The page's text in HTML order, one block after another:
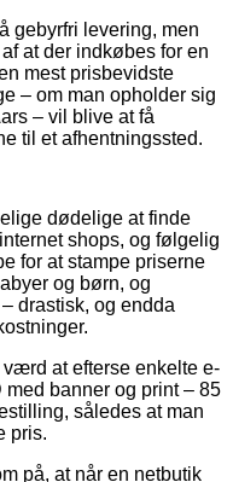
gebyrfri levering, men
at der indkøbes for en
mest prisbevidste
– om man opholder sig
– vil blive at få
til et afhentningssted.
dødelige at finde
shops, og følgelig
for at stampe priserne
og børn, og
drastisk, og endda
at efterse enkelte e-
banner og print – 85
således at man
pris.
på, at når en netbutik